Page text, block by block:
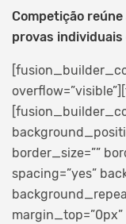
Competição reúne
provas individuais
border_size=””
spacing=”yes”
margin_top=”0px”